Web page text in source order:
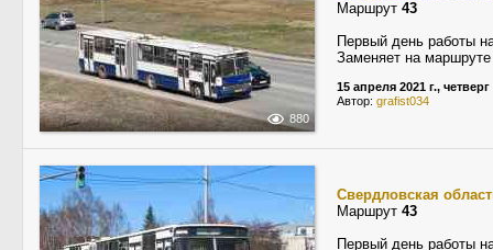
880
Маршрут 43
Первый день работы
Заменяет на
15 апреля 2021 г., четверг
Автор: grafist034
Свердловская
Маршрут 43
Первый день работы